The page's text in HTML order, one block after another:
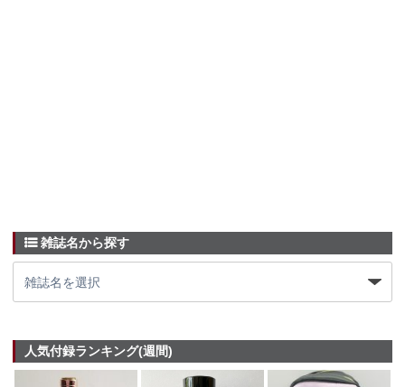
雑誌名から探す
人気付録ランキング(週間)